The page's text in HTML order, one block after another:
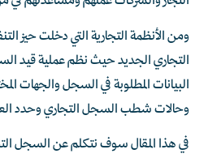
ومن الأنظمة التجارية التي دخلت حيز
التجاري الجديد حيث نظم عملية قيد
البيانات المطلوبة في السجل والجهات
وحالات شطب السجل التجاري وحدد
في هذا المقال سوف نتكلم عن السجل